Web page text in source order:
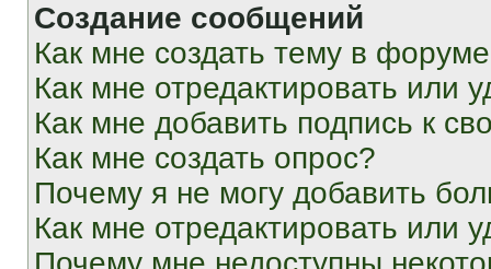
Создание сообщений
Как мне создать тему в
Как мне отредактировать или
Как мне добавить подпись к
Как мне создать опрос?
Почему я не могу добавить
Как мне отредактировать или